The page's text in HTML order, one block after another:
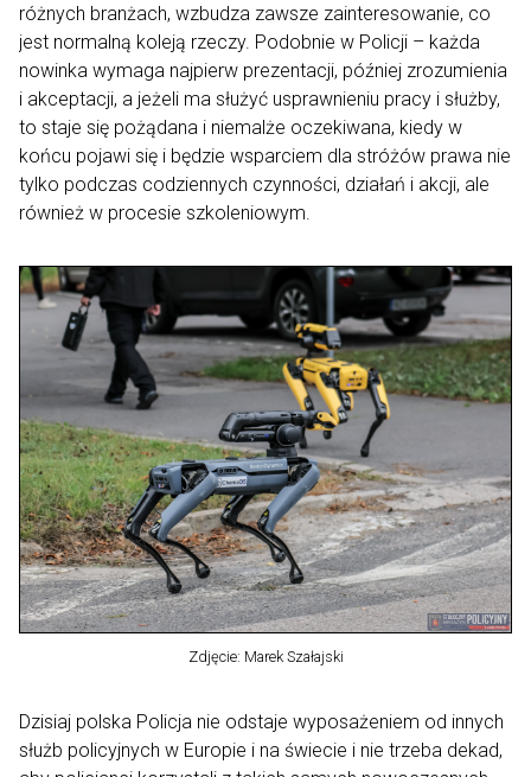
różnych branżach, wzbudza zawsze zainteresowanie, co
jest normalną koleją rzeczy. Podobnie w Policji – każda
nowinka wymaga najpierw prezentacji, później zrozumienia
i akceptacji, a jeżeli ma służyć usprawnieniu pracy i służby,
to staje się pożądana i niemalże oczekiwana, kiedy w
końcu pojawi się i będzie wsparciem dla stróżów prawa nie
tylko podczas codziennych czynności, działań i akcji, ale
również w procesie szkoleniowym.
Zdjęcie: Marek Szałajski
Dzisiaj polska Policja nie odstaje wyposażeniem od innych
służb policyjnych w Europie i na świecie i nie trzeba dekad,